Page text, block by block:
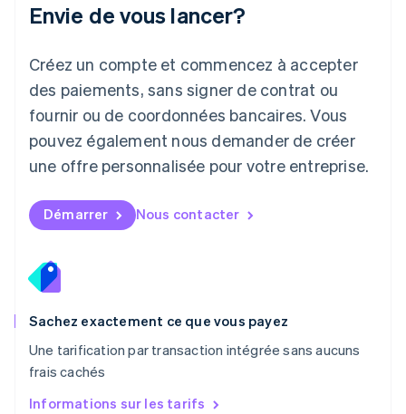
Envie de vous lancer?
Créez un compte et commencez à accepter
des paiements, sans signer de contrat ou
fournir ou de coordonnées bancaires. Vous
pouvez également nous demander de créer
une offre personnalisée pour votre entreprise.
Démarrer Nous contacter
Sachez exactement ce que vous payez
Une tarification par transaction intégrée sans aucuns
frais cachés
Informations sur les tarifs
Lituanie
English
Français DeutschEnglish
Malaisie
English 简体中文
Malte
English
Mexique
EspañolEnglish
English
Nouvelle-Zélande
Pays-Bas
Nederlands
English
PortuguêsEnglish
RAS de Hong Kong, Chine
English